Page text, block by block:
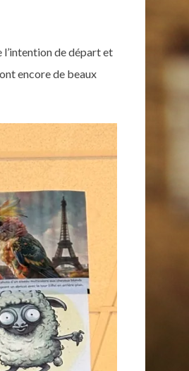
l’intention de départ et
encore de beaux